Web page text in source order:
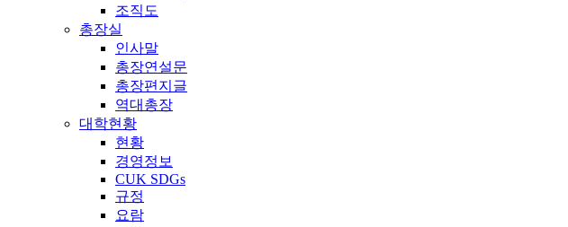
조직도
총장실
인사말
총장연설문
총장편지글
역대총장
대학현황
현황
경영정보
CUK SDGs
규정
요람